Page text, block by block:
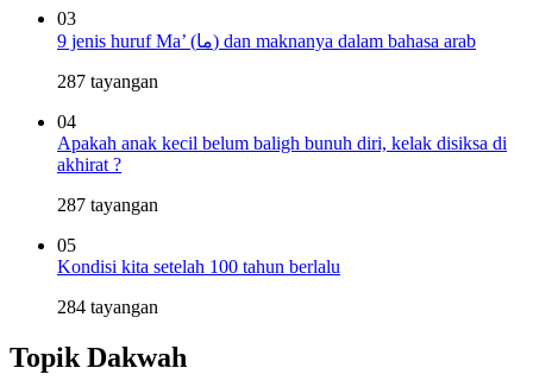
03
9 jenis huruf Ma’ (ما) dan maknanya dalam bahasa arab
287 tayangan
04
Apakah anak kecil belum baligh bunuh diri, kelak disiksa di
akhirat ?
287 tayangan
05
Kondisi kita setelah 100 tahun berlalu
284 tayangan
Topik Dakwah